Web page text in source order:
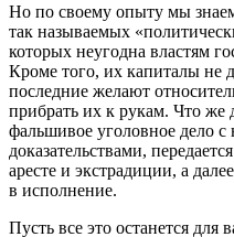
Но по своему опыту мы
так называемых
которых неугодна властям
Кроме того, их капиталы не
последние желают
прибрать их к рукам. Что же
фальшивое уголовное дело
доказательствами,
аресте и экстрадиции, а
в исполнение.
Пусть все это останется для